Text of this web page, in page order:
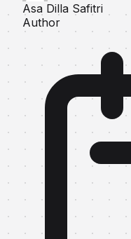
Asa Dilla Safitri
Author